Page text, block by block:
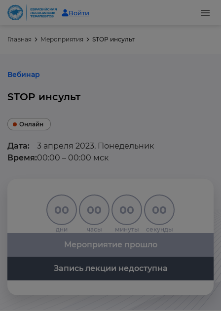
Войти
Главная Мероприятия STOP инсульт
Вебинар
STOP инсульт
Онлайн
Дата:
3 апреля 2023, Понедельник
Время:00:00 – 00:00 мск
00
дни
00
часы
00
минуты
00
секунды
Мероприятие прошло
Запись лекции недоступна